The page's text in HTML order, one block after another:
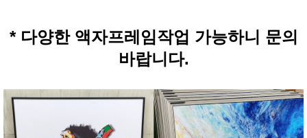
* 다양한 액자프레임작업 가능하니 문의
바랍니다.